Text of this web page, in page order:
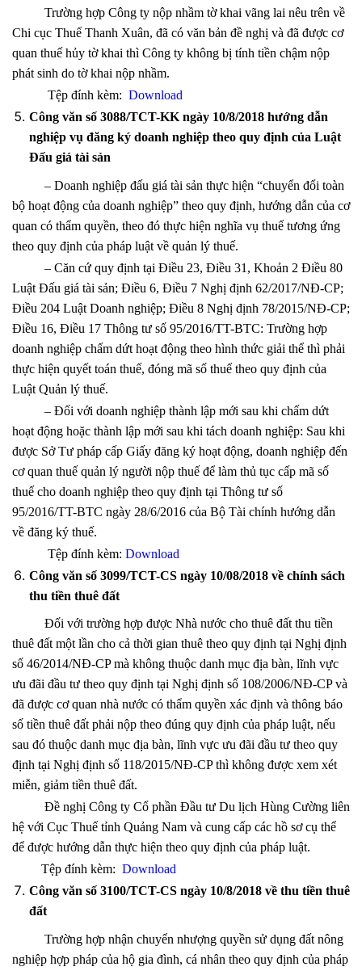
Trường hợp Công ty nộp nhầm tờ khai vãng lai nêu trên về
Chi cục Thuế Thanh Xuân, đã có văn bản đề nghị và đã được cơ
quan thuế hủy tờ khai thì Công ty không bị tính tiền chậm nộp
phát sinh do tờ khai nộp nhầm.
Tệp đính kèm: Download
Công văn số 3088/TCT-KK ngày 10/8/2018 hướng dẫn
nghiệp vụ đăng ký doanh nghiệp theo quy định của Luật
Đấu giá tài sản
– Doanh nghiệp đấu giá tài sản thực hiện “chuyển đổi toàn
bộ hoạt động của doanh nghiệp” theo quy định, hướng dẫn của cơ
quan có thẩm quyền, theo đó thực hiện nghĩa vụ thuế tương ứng
theo quy định của pháp luật về quản lý thuế.
– Căn cứ quy định tại Điều 23, Điều 31, Khoản 2 Điều 80
Luật Đấu giá tài sản; Điều 6, Điều 7 Nghị định 62/2017/NĐ-CP;
Điều 204 Luật Doanh nghiệp; Điều 8 Nghị định 78/2015/NĐ-CP;
Điều 16, Điều 17 Thông tư số 95/2016/TT-BTC: Trường hợp
doanh nghiệp chấm dứt hoạt động theo hình thức giải thể thì phải
thực hiện quyết toán thuế, đóng mã số thuế theo quy định của
Luật Quản lý thuế.
– Đối với doanh nghiệp thành lập mới sau khi chấm dứt
hoạt động hoặc thành lập mới sau khi tách doanh nghiệp: Sau khi
được Sở Tư pháp cấp Giấy đăng ký hoạt động, doanh nghiệp đến
cơ quan thuế quản lý người nộp thuế để làm thủ tục cấp mã số
thuế cho doanh nghiệp theo quy định tại Thông tư số
95/2016/TT-BTC ngày 28/6/2016 của Bộ Tài chính hướng dẫn
về đăng ký thuế.
Tệp đính kèm: Download
Công văn số 3099/TCT-CS ngày 10/08/2018 về chính sách
thu tiền thuê đất
Đối với trường hợp được Nhà nước cho thuê đất thu tiền
thuê đất một lần cho cả thời gian thuê theo quy định tại Nghị định
số 46/2014/NĐ-CP mà không thuộc danh mục địa bàn, lĩnh vực
ưu đãi đầu tư theo quy định tại Nghị định số 108/2006/NĐ-CP và
đã được cơ quan nhà nước có thẩm quyền xác định và thông báo
số tiền thuê đất phải nộp theo đúng quy định của pháp luật, nếu
sau đó thuộc danh mục địa bàn, lĩnh vực ưu đãi đầu tư theo quy
định tại Nghị định số 118/2015/NĐ-CP thì không được xem xét
miễn, giảm tiền thuê đất.
Đề nghị Công ty Cổ phần Đầu tư Du lịch Hùng Cường liên
hệ với Cục Thuế tỉnh Quảng Nam và cung cấp các hồ sơ cụ thể
để được hướng dẫn thực hiện theo quy định của pháp luật.
Tệp đính kèm: Download
Công văn số 3100/TCT-CS ngày 10/8/2018 về thu tiền thuê
đất
Trường hợp nhận chuyển nhượng quyền sử dụng đất nông
nghiệp hợp pháp của hộ gia đình, cá nhân theo quy định của pháp